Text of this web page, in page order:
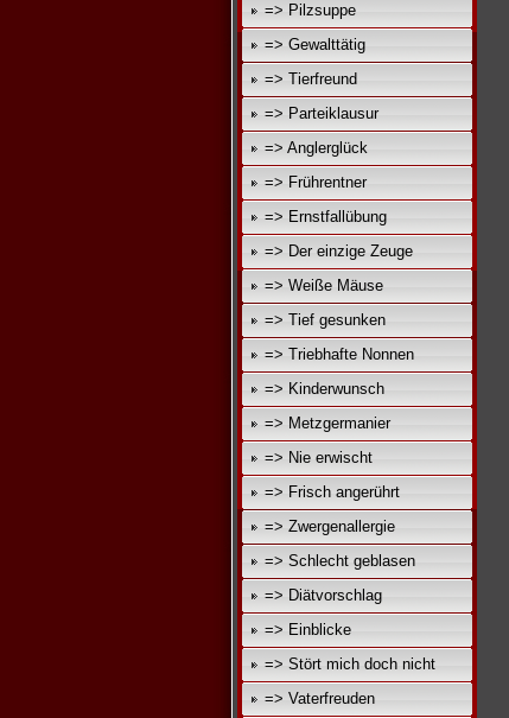
=> Pilzsuppe
=> Gewalttätig
=> Tierfreund
=> Parteiklausur
=> Anglerglück
=> Frührentner
=> Ernstfallübung
=> Der einzige Zeuge
=> Weiße Mäuse
=> Tief gesunken
=> Triebhafte Nonnen
=> Kinderwunsch
=> Metzgermanier
=> Nie erwischt
=> Frisch angerührt
=> Zwergenallergie
=> Schlecht geblasen
=> Diätvorschlag
=> Einblicke
=> Stört mich doch nicht
=> Vaterfreuden